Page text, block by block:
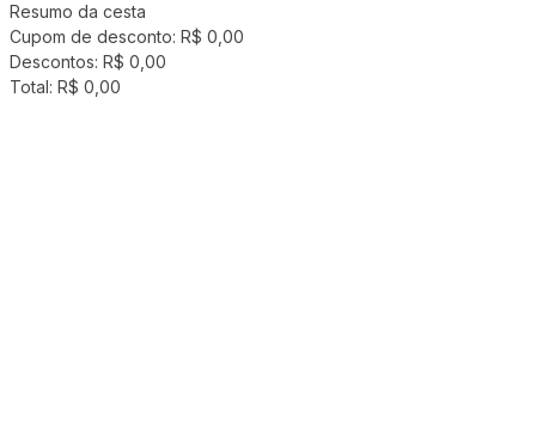
Resumo da cesta
Cupom de desconto: R$ 0,00
Descontos: R$ 0,00
Total: R$ 0,00